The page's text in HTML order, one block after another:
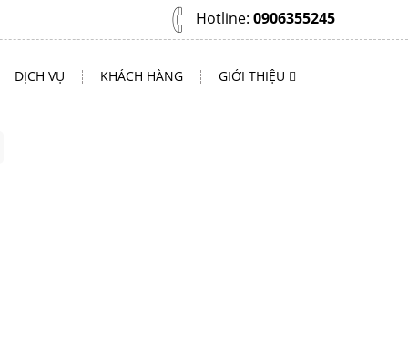
Hotline: 0906355245
DỊCH VỤ KHÁCH HÀNG GIỚI THIỆU